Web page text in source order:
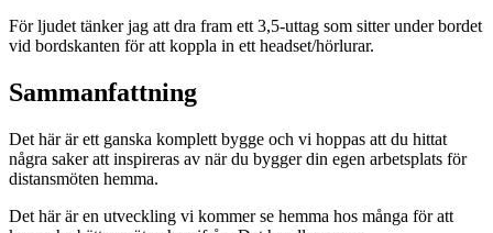
För ljudet tänker jag att dra fram ett 3,5-uttag som sitter under bordet
vid bordskanten för att koppla in ett headset/hörlurar.
Sammanfattning
Det här är ett ganska komplett bygge och vi hoppas att du hittat
några saker att inspireras av när du bygger din egen arbetsplats för
distansmöten hemma.
Det här är en utveckling vi kommer se hemma hos många för att